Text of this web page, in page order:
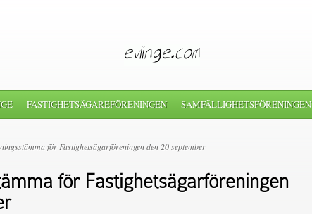
FASTIGHETSÄGAREFÖRENINGEN SAMFÄLLIGHETSFÖRENINGEN
för Fastighetsägarföreningen den 20 september
för Fastighetsägarföreningen